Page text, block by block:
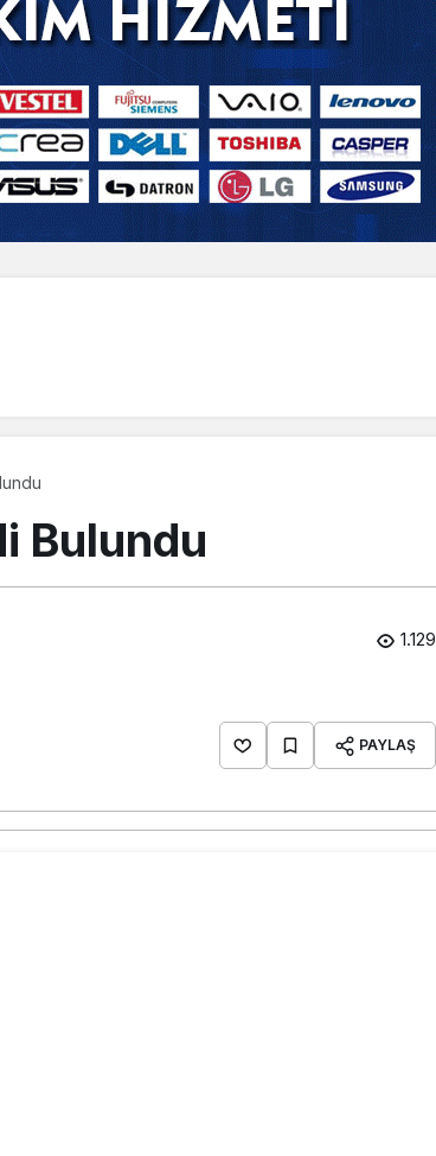
Bulundu
1.129
PAYLAŞ
bir erkek cesedi
çayının Şehit Halis Şişman mahallesi